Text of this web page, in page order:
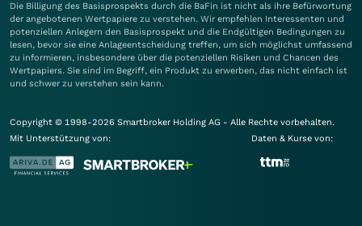
Die Billigung des Basisprospekts durch die BaFin ist nicht als ihre Befürwortung
der angebotenen Wertpapiere zu verstehen. Wir empfehlen Interessenten und
potenziellen Anlegern den Basisprospekt und die Endgültigen Bedingungen zu
lesen, bevor sie eine Anlageentscheidung treffen, um sich möglichst umfassend
zu informieren, insbesondere über die potenziellen Risiken und Chancen des
Wertpapiers. Sie sind im Begriff, ein Produkt zu erwerben, das nicht einfach ist
und schwer zu verstehen sein kann.
Copyright © 1998-2026 Smartbroker Holding AG - Alle Rechte vorbehalten.
Mit Unterstützung von:
Daten & Kurse von: